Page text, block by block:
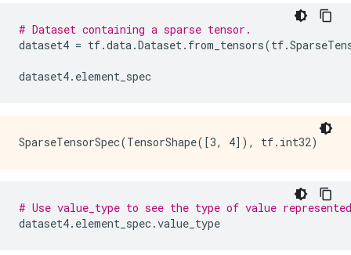
# Dataset containing a sparse tensor.
dataset4 = tf.data.Dataset. from_tensors(tf.
dataset4. element_spec
# Use value_type to see the type of value
dataset4. element_spec.value_type